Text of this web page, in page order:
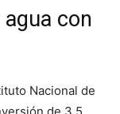
con
Nacional de